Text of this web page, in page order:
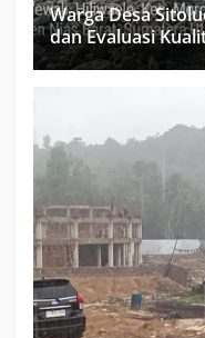
Warga Desa
dan Evaluasi
Minim Informasi